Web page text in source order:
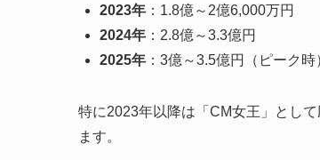
2023年 ：1.8億～2億6,000万円
2024年 ：2.8億～3.3億円
2025年 ：3億～3.5億円（ピーク時
特に2023年以降は「CM女王」とし
ます。